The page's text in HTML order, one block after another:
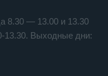
8.30 — 13.00 и 13.30
13.30. Выходные дни: